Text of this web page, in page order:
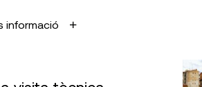
informació